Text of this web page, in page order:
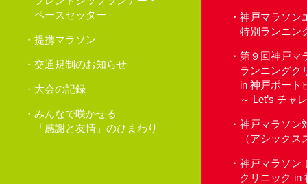
ペースセッター
提携マラソン
交通規制のお知らせ
大会の記録
みんなで咲かせる
「感謝と友情」のひまわり
神戸マラソン
特別ランニン
第９回神戸マ
ランニングク
in 神戸ポート
～ Let’s チャ
神戸マラソ
（アシックス
神戸マラソン
クリニック in